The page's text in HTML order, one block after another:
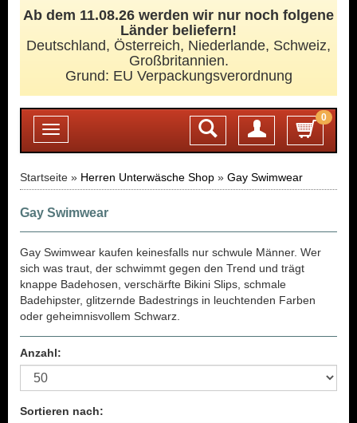
Ab dem 11.08.26 werden wir nur noch folgene
Länder beliefern!
Deutschland, Österreich, Niederlande, Schweiz,
Großbritannien.
Grund: EU Verpackungsverordnung
Toggle
navigation
0
Login
Startseite » Herren Unterwäsche Shop » Gay Swimwear
Gay Swimwear
Gay Swimwear kaufen keinesfalls nur schwule Männer. Wer
sich was traut, der schwimmt gegen den Trend und trägt
knappe Badehosen, verschärfte Bikini Slips, schmale
Badehipster, glitzernde Badestrings in leuchtenden Farben
oder geheimnisvollem Schwarz.
Anzahl:
Sortieren nach: